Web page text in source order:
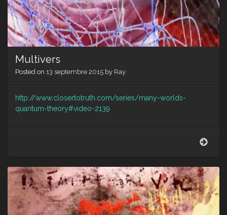
Multivers
Posted on 13 septembre 2015 by Ray
http://www.closertotruth.com/series/many-worlds-
quantum-theory#video-2139